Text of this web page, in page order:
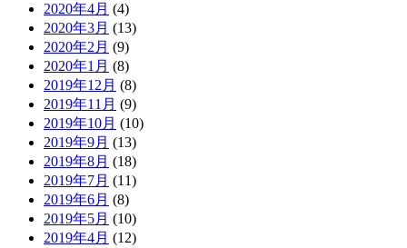
2020年4月 (4)
2020年3月 (13)
2020年2月 (9)
2020年1月 (8)
2019年12月 (8)
2019年11月 (9)
2019年10月 (10)
2019年9月 (13)
2019年8月 (18)
2019年7月 (11)
2019年6月 (8)
2019年5月 (10)
2019年4月 (12)